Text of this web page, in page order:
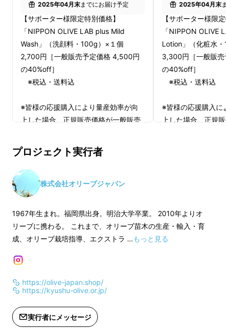
2025年04月末までにお届け予定
【サポーター様限定特別価格】
「NIPPON OLIVE LAB plus Mild
Wash」（洗顔料・100g）×１個
2,700円［一般販売予定価格 4,500円
の40%off］
※税込・送料込
※皆様の応援購入により量産効率が向
上した場合、正規販売価格が一般販売
す。
※デザイン・仕様は変更になる可能性
もございます。ご了承ください。
※ご注文状況、使用部材の供給状況、
製造工程上の都合等により出荷時期が
遅れる場合があります。
2025年04月末
【サポーター様
「NIPPON OLIVE
Lotion」（化粧水
3,300円［一般販
の40%off］
※税込・送料込
※皆様の応援購入に
上した場合、正規
プロジェクト実行者
株式会社オリーブジャパン
1967年生まれ。福岡県出身。明治大学卒業。 2010年よりオ
リーブに携わる。 これまで、オリーブ苗木の生産・輸入・育
成、オリーブ栽培指導、エクストラ …もっと見る
https://olive-japan.shop/
https://kyushu-olive.or.jp/
実行者にメッセージ